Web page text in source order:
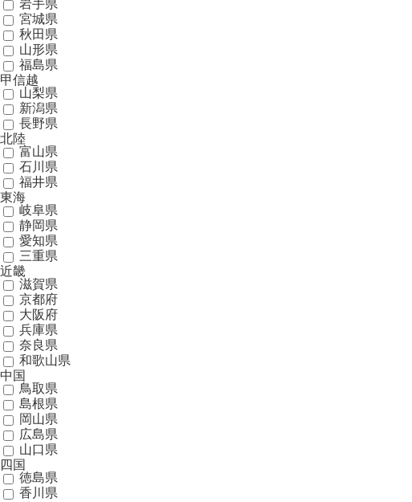
岩手県
宮城県
秋田県
山形県
福島県
甲信越
山梨県
新潟県
長野県
北陸
富山県
石川県
福井県
東海
岐阜県
静岡県
愛知県
三重県
近畿
滋賀県
京都府
大阪府
兵庫県
奈良県
和歌山県
中国
鳥取県
島根県
岡山県
広島県
山口県
四国
徳島県
香川県